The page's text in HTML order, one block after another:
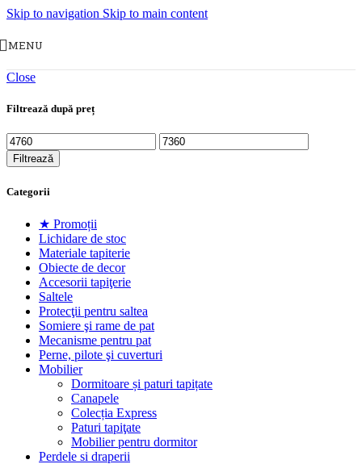
Skip to navigation Skip to main content
MENU
Close
Filtrează după preț
Preț
minim
Preț
maxim
Filtrează
Categorii
★ Promoții
Lichidare de stoc
Materiale tapiterie
Obiecte de decor
Accesorii tapiţerie
Saltele
Protecţii pentru saltea
Somiere şi rame de pat
Mecanisme pentru pat
Perne, pilote şi cuverturi
Mobilier
Dormitoare și paturi tapițate
Canapele
Colecția Express
Paturi tapiţate
Mobilier pentru dormitor
Perdele si draperii